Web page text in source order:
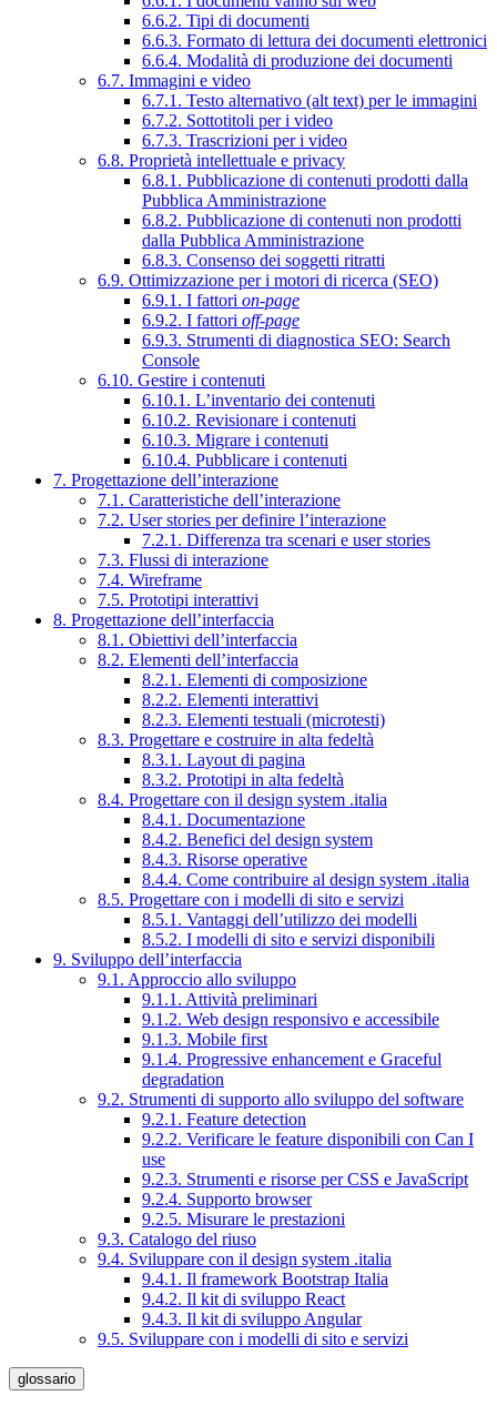
6.6.2. Tipi di documenti
6.6.3. Formato di lettura dei documenti elettronici
6.6.4. Modalità di produzione dei documenti
6.7. Immagini e video
6.7.1. Testo alternativo (alt text) per le immagini
6.7.2. Sottotitoli per i video
6.7.3. Trascrizioni per i video
6.8. Proprietà intellettuale e privacy
6.8.1. Pubblicazione di contenuti prodotti dalla
Pubblica Amministrazione
6.8.2. Pubblicazione di contenuti non prodotti
dalla Pubblica Amministrazione
6.8.3. Consenso dei soggetti ritratti
6.9. Ottimizzazione per i motori di ricerca (SEO)
6.9.1. I fattori on-page
6.9.2. I fattori off-page
6.9.3. Strumenti di diagnostica SEO: Search
Console
6.10. Gestire i contenuti
6.10.1. L’inventario dei contenuti
6.10.2. Revisionare i contenuti
6.10.3. Migrare i contenuti
6.10.4. Pubblicare i contenuti
7. Progettazione dell’interazione
7.1. Caratteristiche dell’interazione
7.2. User stories per definire l’interazione
7.2.1. Differenza tra scenari e user stories
7.3. Flussi di interazione
7.4. Wireframe
7.5. Prototipi interattivi
8. Progettazione dell’interfaccia
8.1. Obiettivi dell’interfaccia
8.2. Elementi dell’interfaccia
8.2.1. Elementi di composizione
8.2.2. Elementi interattivi
8.2.3. Elementi testuali (microtesti)
8.3. Progettare e costruire in alta fedeltà
8.3.1. Layout di pagina
8.3.2. Prototipi in alta fedeltà
8.4. Progettare con il design system .italia
8.4.1. Documentazione
8.4.2. Benefici del design system
8.4.3. Risorse operative
8.4.4. Come contribuire al design system .italia
8.5. Progettare con i modelli di sito e servizi
8.5.1. Vantaggi dell’utilizzo dei modelli
8.5.2. I modelli di sito e servizi disponibili
9. Sviluppo dell’interfaccia
9.1. Approccio allo sviluppo
9.1.1. Attività preliminari
9.1.2. Web design responsivo e accessibile
9.1.3. Mobile first
9.1.4. Progressive enhancement e Graceful
degradation
9.2. Strumenti di supporto allo sviluppo del software
9.2.1. Feature detection
9.2.2. Verificare le feature disponibili con Can I
use
9.2.3. Strumenti e risorse per CSS e JavaScript
9.2.4. Supporto browser
9.2.5. Misurare le prestazioni
9.3. Catalogo del riuso
9.4. Sviluppare con il design system .italia
9.4.1. Il framework Bootstrap Italia
9.4.2. Il kit di sviluppo React
9.4.3. Il kit di sviluppo Angular
9.5. Sviluppare con i modelli di sito e servizi
glossario